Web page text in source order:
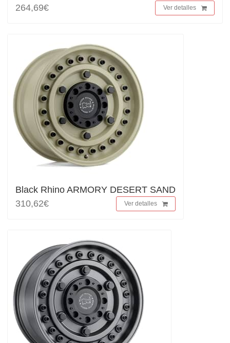
264,69€
Ver detalles
Black Rhino ARMORY DESERT SAND
310,62€
Ver detalles